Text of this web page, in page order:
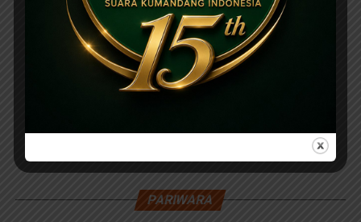
PARIWARA